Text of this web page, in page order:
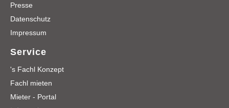
Presse
Datenschutz
Impressum
Service
's Fachl Konzept
Fachl mieten
Mieter - Portal